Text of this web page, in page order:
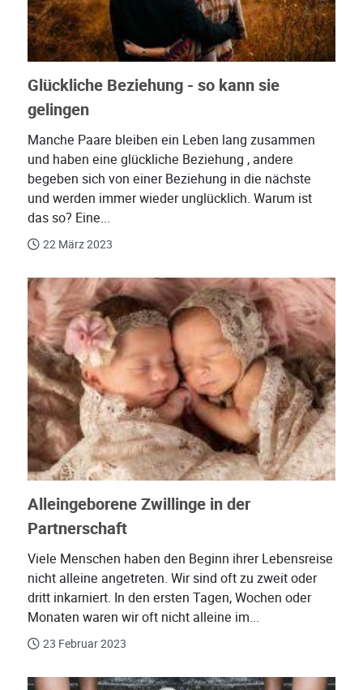
Glückliche Beziehung - so kann sie
gelingen
Manche Paare bleiben ein Leben lang zusammen
und haben eine glückliche Beziehung , andere
begeben sich von einer Beziehung in die nächste
und werden immer wieder unglücklich. Warum ist
das so? Eine...
22 März 2023
Alleingeborene Zwillinge in der
Partnerschaft
Viele Menschen haben den Beginn ihrer Lebensreise
nicht alleine angetreten. Wir sind oft zu zweit oder
dritt inkarniert. In den ersten Tagen, Wochen oder
Monaten waren wir oft nicht alleine im...
23 Februar 2023